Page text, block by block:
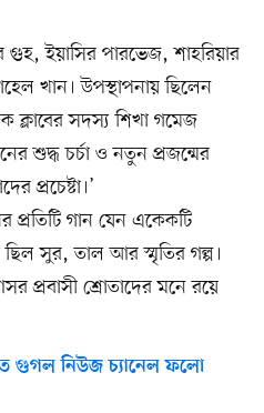
গুহ, ইয়াসির পারভেজ, শাহরিয়ার
খান। উপস্থাপনায় ছিলেন
ক্লাবের সদস্য শিখা গমেজ
শুদ্ধ চর্চা ও নতুন প্রজন্মের
প্রচেষ্টা।’
প্রতিটি গান যেন একেকটি
ছিল সুর, তাল আর স্মৃতির গল্প।
প্রবাসী শ্রোতাদের মনে রয়ে
গুগল নিউজ চ্যানেল ফলো